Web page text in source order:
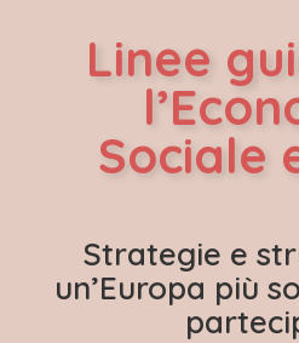
Linee
Sociale
Strategie e
un’Europa più